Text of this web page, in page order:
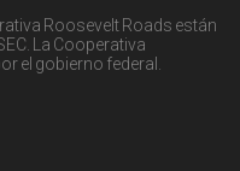
Roosevelt Roads están
La Cooperativa
el gobierno federal.